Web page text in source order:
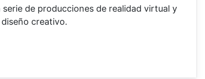
de producciones de realidad virtual y
creativo.